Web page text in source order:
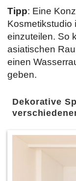
Tipp: Eine
Kosmetikstudio
einzuteilen. So
asiatischen
einen
geben.
Dekorative